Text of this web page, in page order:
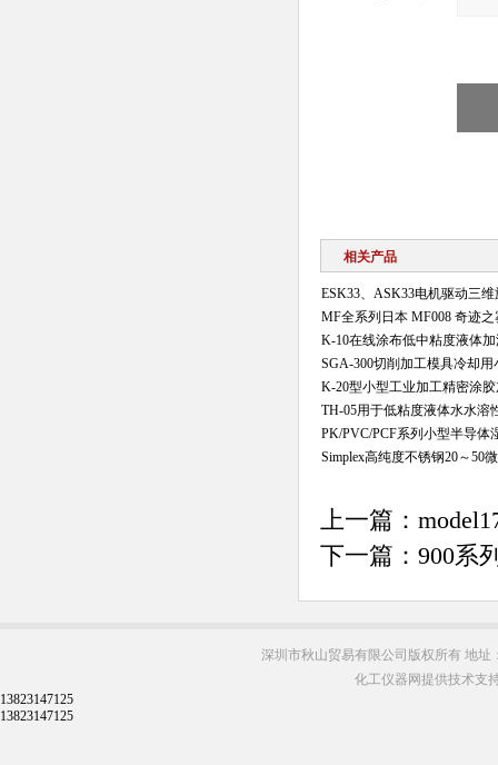
相关产品
ESK33、ASK33电机驱动三
MF全系列日本 MF008 奇迹
K-10在线涂布低中粘度液体
SGA-300切削加工模具冷却
K-20型小型工业加工精密涂
TH-05用于低粘度液体水水溶
PK/PVC/PCF系列小型半导
Simplex高纯度不锈钢20～50
上一篇：
下一篇： 900系
深圳市秋山贸易有限公司版权所有 地址
化工仪器网提供技术支
13823147125
13823147125